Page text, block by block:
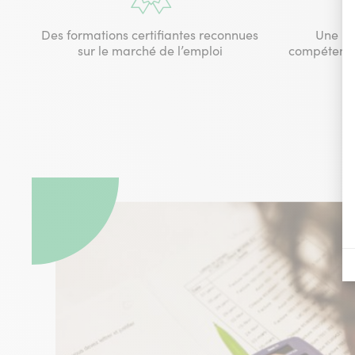
Des formations certifiantes reconnues
sur le marché de l’emploi
Une